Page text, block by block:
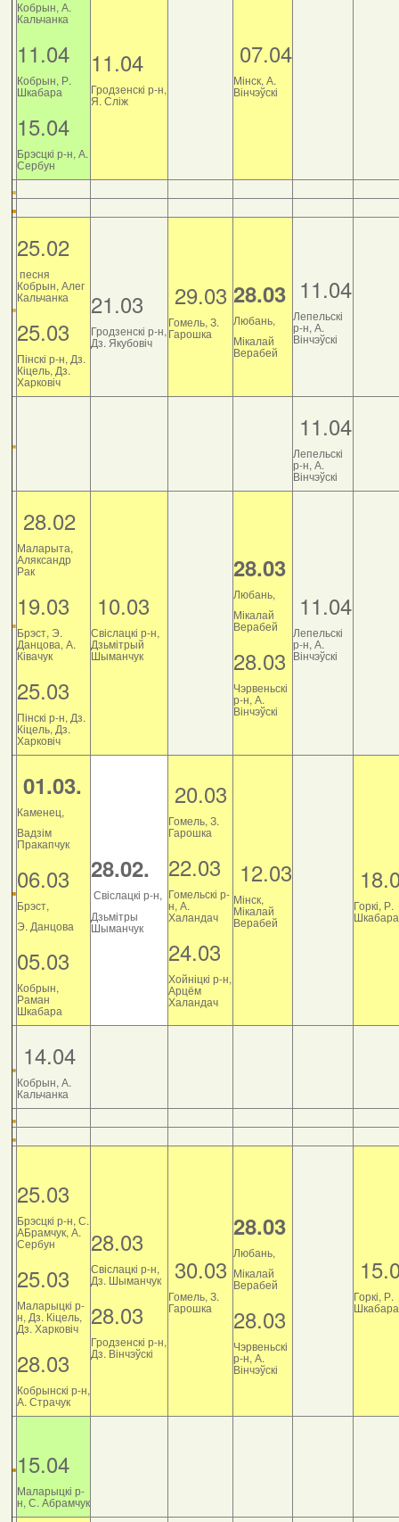
Кобрын, А.
Кальчанка
11.04
Кобрын, Р.
Шкабара
15.04
Брэсцкі р-н, А.
Сербун
11.04
Гродзенскі р-н,
Я. Сліж
07.04
Мінск, А.
Вінчэўскі
25.02
песня
Кобрын, Алег
Кальчанка
25.03
Пінскі р-н, Дз.
Кіцель, Дз.
Харковіч
21.03
Гродзенскі р-н,
Дз. Якубовіч
29.03
Гомель, З.
Гарошка
28.03
Любань,
Мікалай
Верабей
11.04
Лепельскі
р-н, А.
Вінчэўскі
11.04
Лепельскі
р-н, А.
Вінчэўскі
28.02
Маларыта,
Аляксандр
Рак
19.03
Брэст, Э.
Данцова, А.
Ківачук
25.03
Пінскі р-н, Дз.
Кіцель, Дз.
Харковіч
10.03
Свіслацкі р-н,
Дзьмітрый
Шыманчук
28.03
Любань,
Мікалай
Верабей
28.03
Чэрвеньскі
р-н, А.
Вінчэўскі
11.04
Лепельскі
р-н, А.
Вінчэўскі
01.03.
Каменец,
Вадзім
Пракапчук
06.03
Брэст,
Э. Данцова
05.03
Кобрын,
Раман
Шкабара
28.02.
Свіслацкі р-н,
Дзьмітры
Шыманчук
20.03
Гомель, З.
Гарошка
22.03
Гомельскі р-
н, А.
Халандач
24.03
Хойніцкі р-н,
Арцём
Халандач
12.03
Мінск,
Мікалай
Верабей
Горкі, Р.
Шкабара
14.04
Кобрын, А.
Кальчанка
25.03
Брэсцкі р-н, С.
АБрамчук, А.
Сербун
25.03
Маларыцкі р-
н, Дз. Кіцель,
Дз. Харковіч
28.03
Кобрынскі р-н,
А. Страчук
28.03
Свіслацкі р-н,
Дз. Шыманчук
28.03
Гродзенскі р-н,
Дз. Вінчэўскі
30.03
Гомель, З.
Гарошка
28.03
Любань,
Мікалай
Верабей
28.03
Чэрвеньскі
р-н, А.
Вінчэўскі
Горкі, Р.
Шкабара
15.04
Маларыцкі р-
н, С. Абрамчук